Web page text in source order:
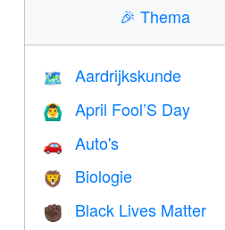
🎉Thema
🗺 Aardrijkskunde
🙆‍♂️ April Fool’S Day
🚗 Auto's
🦁 Biologie
✊🏿 Black Lives Matter